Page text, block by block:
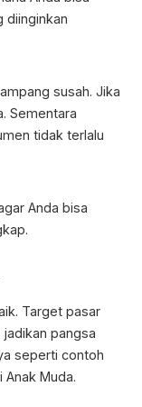
diinginkan
susah. Jika
Sementara
tidak terlalu
Anda bisa
Target pasar
pangsa
seperti contoh
Muda.